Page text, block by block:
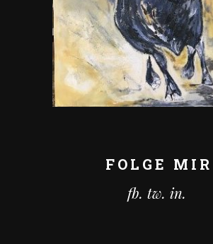
FOLGE MIR
fb. tw. in.